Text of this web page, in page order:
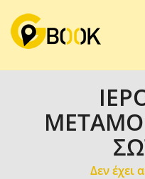
Δεν έχει